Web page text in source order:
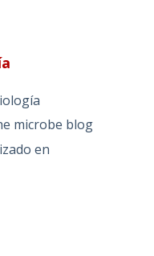
microbe blog
en